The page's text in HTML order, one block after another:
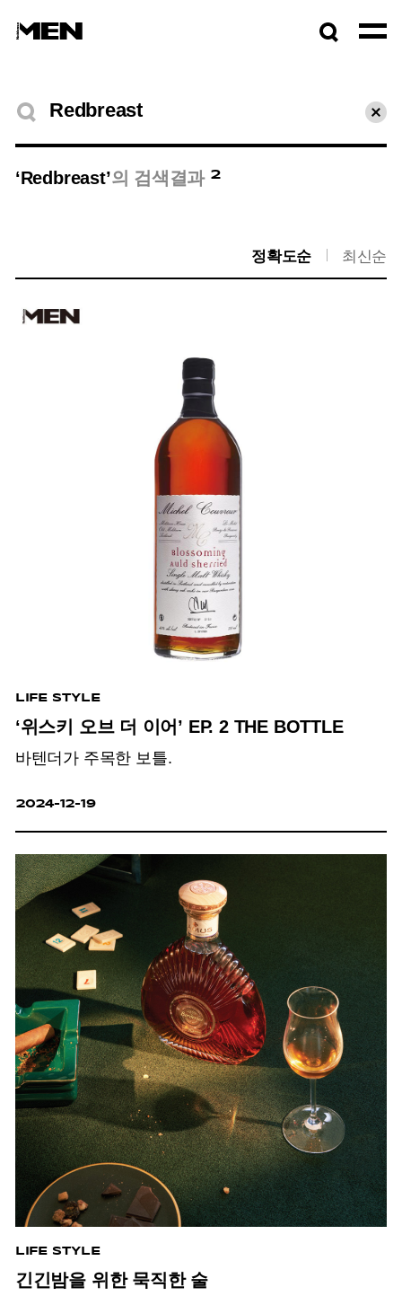
검색결과
초기
‘Redbreast’의 검색결과 2
정확도순 최신순
LIFE STYLE
‘위스키 오브 더 이어’ EP. 2 THE BOTTLE
바텐더가 주목한 보틀.
2024-12-19
LIFE STYLE
긴긴밤을 위한 묵직한 술